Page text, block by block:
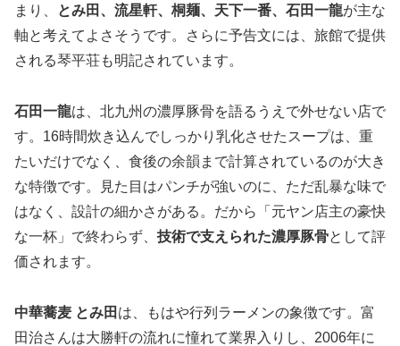
まり、
とみ田、流星軒、桐麺、天下一番、石田一龍が主な
軸と考えてよさそうです。さらに予告文には、旅館で提供
される琴平荘も明記されています。
石田一龍は、北九州の濃厚豚骨を語るうえで外せない店で
す。16時間炊き込んでしっかり乳化させたスープは、重
たいだけでなく、食後の余韻まで計算されているのが大き
な特徴です。見た目はパンチが強いのに、ただ乱暴な味で
はなく、設計の細かさがある。だから「元ヤン店主の豪快
な一杯」で終わらず、 技術で支えられた濃厚豚骨として評
価されます。
中華蕎麦 とみ田 は、もはや行列ラーメンの象徴です。富
田治さんは大勝軒の流れに憧れて業界入りし、2006年に